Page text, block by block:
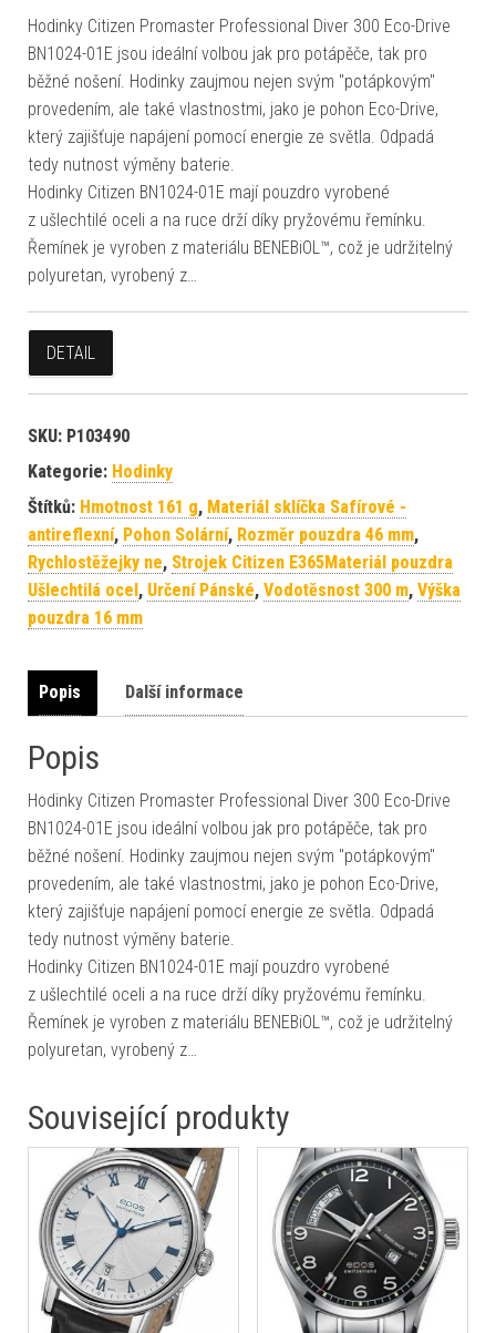
Hodinky Citizen Promaster Professional Diver 300 Eco-Drive
BN1024-01E jsou ideální volbou jak pro potápěče, tak pro
běžné nošení. Hodinky zaujmou nejen svým "potápkovým"
provedením, ale také vlastnostmi, jako je pohon Eco-Drive,
který zajišťuje napájení pomocí energie ze světla. Odpadá
tedy nutnost výměny baterie.
Hodinky Citizen BN1024-01E mají pouzdro vyrobené
z ušlechtilé oceli a na ruce drží díky pryžovému řemínku.
Řemínek je vyroben z materiálu BENEBiOL™, což je udržitelný
polyuretan, vyrobený z…
DETAIL
SKU: P103490
Kategorie: Hodinky
Štítků: Hmotnost 161 g, Materiál sklíčka Safírové -
antireflexní, Pohon Solární, Rozměr pouzdra 46 mm,
Rychlostěžejky ne, Strojek Citizen E365Materiál pouzdra
Ušlechtilá ocel, Určení Pánské, Vodotěsnost 300 m, Výška
pouzdra 16 mm
Popis Další informace
Popis
Hodinky Citizen Promaster Professional Diver 300 Eco-Drive
BN1024-01E jsou ideální volbou jak pro potápěče, tak pro
běžné nošení. Hodinky zaujmou nejen svým "potápkovým"
provedením, ale také vlastnostmi, jako je pohon Eco-Drive,
který zajišťuje napájení pomocí energie ze světla. Odpadá
tedy nutnost výměny baterie.
Hodinky Citizen BN1024-01E mají pouzdro vyrobené
z ušlechtilé oceli a na ruce drží díky pryžovému řemínku.
Řemínek je vyroben z materiálu BENEBiOL™, což je udržitelný
polyuretan, vyrobený z…
Související produkty